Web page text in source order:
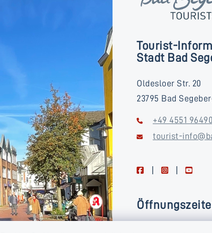
Tourist-
Stadt Bad
Oldesloer Str. 20
23795 Bad
+49 4551 96490
tourist-
facebookinstagram